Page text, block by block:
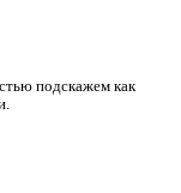
подскажем как